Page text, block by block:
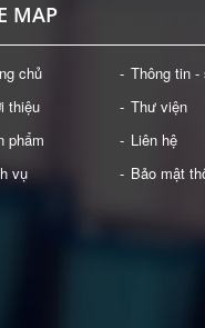
MAP
chủ
thiệu
phẩm
vụ
Thông tin
Thư viện
Liên hệ
Bảo mật